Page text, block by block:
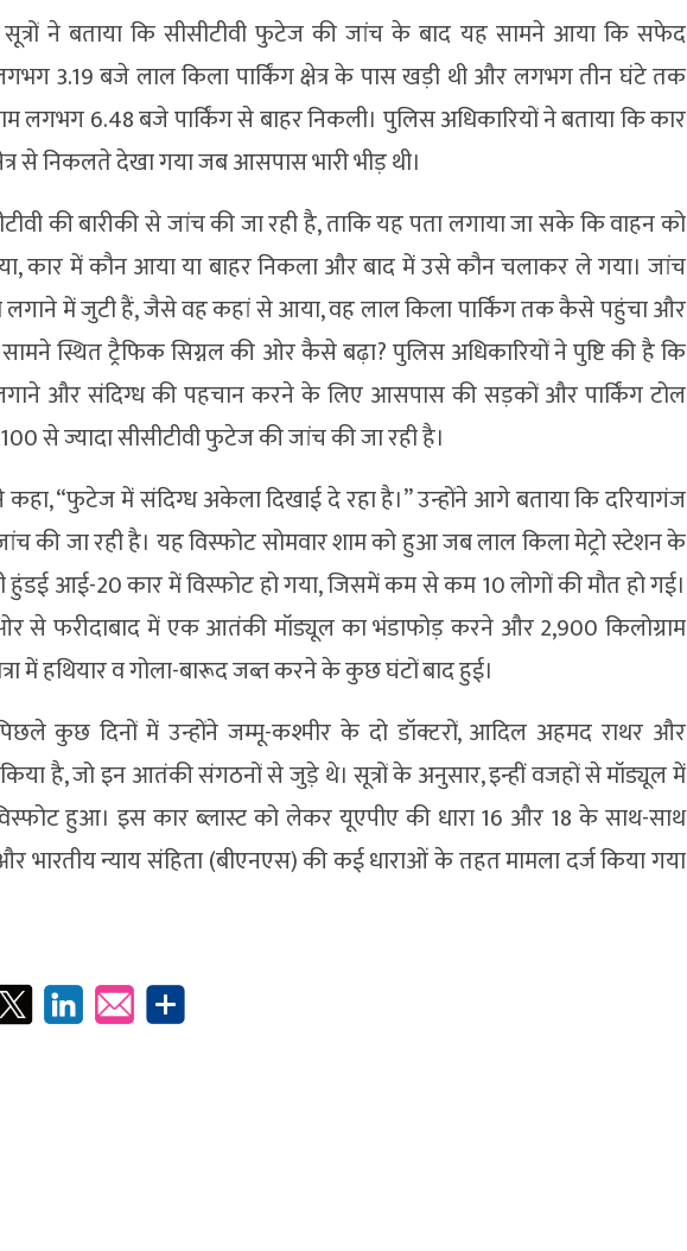
ने बताया कि सीसीटीवी फुटेज की जांच के बाद यह सामने आया कि सफेद
3.19 बजे लाल किला पार्किंग क्षेत्र के पास खड़ी थी और लगभग तीन घंटे तक
लगभग 6.48 बजे पार्किंग से बाहर निकली। पुलिस अधिकारियों ने बताया कि कार
से निकलते देखा गया जब आसपास भारी भीड़ थी।
की बारीकी से जांच की जा रही है, ताकि यह पता लगाया जा सके कि वाहन को
कार में कौन आया या बाहर निकला और बाद में उसे कौन चलाकर ले गया। जांच
लगाने में जुटी हैं, जैसे वह कहां से आया, वह लाल किला पार्किंग तक कैसे पहुंचा और
स्थित ट्रैफिक सिग्नल की ओर कैसे बढ़ा? पुलिस अधिकारियों ने पुष्टि की है कि
और संदिग्ध की पहचान करने के लिए आसपास की सड़कों और पार्किंग टोल
से ज्यादा सीसीटीवी फुटेज की जांच की जा रही है।
कहा, “फुटेज में संदिग्ध अकेला दिखाई दे रहा है।” उन्होंने आगे बताया कि दरियागंज
की जा रही है। यह विस्फोट सोमवार शाम को हुआ जब लाल किला मेट्रो स्टेशन के
आई-20 कार में विस्फोट हो गया, जिसमें कम से कम 10 लोगों की मौत हो गई।
से फरीदाबाद में एक आतंकी मॉड्यूल का भंडाफोड़ करने और 2,900 किलोग्राम
में हथियार व गोला-बारूद जब्त करने के कुछ घंटों बाद हुई।
कुछ दिनों में उन्होंने जम्मू-कश्मीर के दो डॉक्टरों, आदिल अहमद राथर और
है, जो इन आतंकी संगठनों से जुड़े थे। सूत्रों के अनुसार, इन्हीं वजहों से मॉड्यूल में
हुआ। इस कार ब्लास्ट को लेकर यूएपीए की धारा 16 और 18 के साथ-साथ
भारतीय न्याय संहिता (बीएनएस) की कई धाराओं के तहत मामला दर्ज किया गया